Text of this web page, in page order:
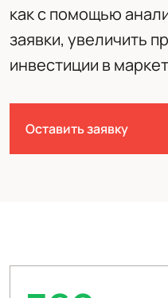
как с помощью
заявки, увеличить
инвестиции в
Оставить заявку